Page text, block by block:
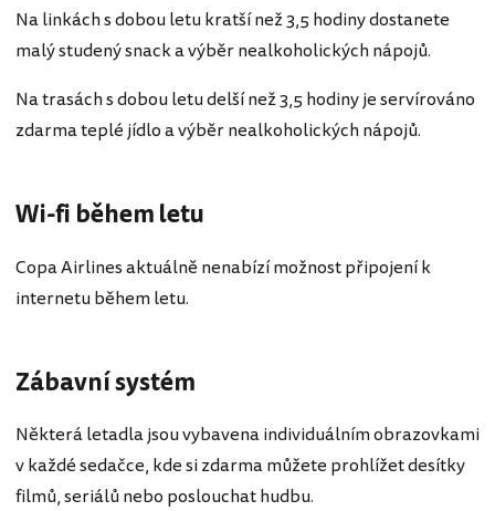
Na linkách s dobou letu kratší než 3,5 hodiny dostanete
malý studený snack a výběr nealkoholických nápojů.
Na trasách s dobou letu delší než 3,5 hodiny je servírováno
zdarma teplé jídlo a výběr nealkoholických nápojů.
Wi-fi během letu
Copa Airlines aktuálně nenabízí možnost připojení k
internetu během letu.
Zábavní systém
Některá letadla jsou vybavena individuálním obrazovkami
v každé sedačce, kde si zdarma můžete prohlížet desítky
filmů, seriálů nebo poslouchat hudbu.